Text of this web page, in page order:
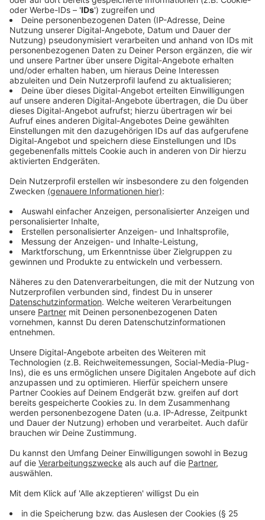
her zu überweisen oder vielleicht sogar in fremden
Namen Hassbotschaften zu verfassen.
Anzeige
Das können Passkeys
Anzeige
Für die"Passwortmuffel"könnten dabei nun
sogenannte Passkeys Abhilfe leisten. Sie
Zugangsdaten werden als kryptische
Zeichenfolge aufgeteilt. Ein Teil wird auf den
Servern der Anbieter abgelegt, ein Teil auf dem
jeweiligen Handy der Benutzer
Nur die Kombination aus beiden Teilen erlaubt es,
Apps geschützt zu nutzen.
Aktiviert werden Passkeys durch
Gesichtserkennung oder Fingerabdruck.
Anzeige
Nachteile der Passkeys
Anzeige
Falls es Hackern irgendwann gelingen sollte,
Fingerabdrücke, Gesichtszüge oder die Iris von Augen
zu erbeuten, sind diese biometrischen Daten für immer
verbrannt. Das gleiche Problem besteht, wenn sich
beispielsweise das Gesicht stark verändert. Das kann
durch einen Alterungsprozess durchaus mal sein oder
auch durch einen Unfall. So könnte der Zugang über